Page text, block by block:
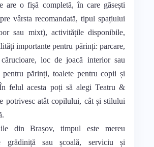
are o fișă completă, în care găsești
vârsta recomandată, tipul spațiului
sau mixt), activitățile disponibile,
importante pentru părinți: parcare,
loc de joacă interior sau
pentru părinți, toalete pentru copii și
felul acesta poți să alegi Teatru &
potrivesc atât copilului, cât și stilului
din Brașov, timpul este mereu
grădiniță sau școală, serviciu și